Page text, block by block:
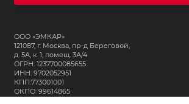
ООО «ЭМКАР»
121087, г. Москва, пр-д Береговой,
д. 5А, к. 1, помещ. 3А/4
ОГРН: 1237700085655
ИНН: 9702052951
КПП:773001001
ОКПО: 99614865